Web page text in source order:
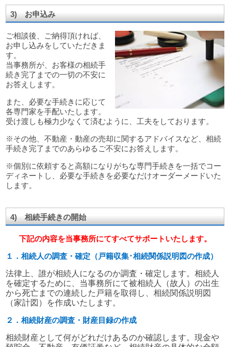
3) お申込み
ご相談後、ご納得頂ければ、
お申し込みをしていただきま
す。
当事務所が、お客様の相続手
続き完了までの一切の不安に
お答えします。
また、必要な手続きに応じて
各専門家を手配いたします。
受け渡しも極力少なくて済むように、工夫をしております。
※その他、不動産・動産の売却に関するアドバイスなど、相続
手続き完了までのあらゆるご不安にお答えします。
※個別に依頼すると高額になりがちな専門手続きを一括でコー
ディネートし、必要な手続きを必要なだけオーダーメードいた
します。
4) 相続手続きの開始
下記の内容を当事務所にてすべてサポートいたします。
１．相続人の調査・確定（戸籍収集･相続関係説明図の作成）
法律上、誰が相続人になるのか調査・確定します。相続人
を確定するために、当事務所にて被相続人（故人）の出生
から死亡までの連続した戸籍を取得し、相続関係説明図
（家計図）を作成いたします。
２．相続財産の調査・財産目録の作成
相続財産として何がどれだけあるのか確認します。現金や